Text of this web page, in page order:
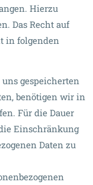
Hierzu
Das Recht auf
in folgenden
gespeicherten
benötigen wir in
Für die Dauer
Einschränkung
Daten zu